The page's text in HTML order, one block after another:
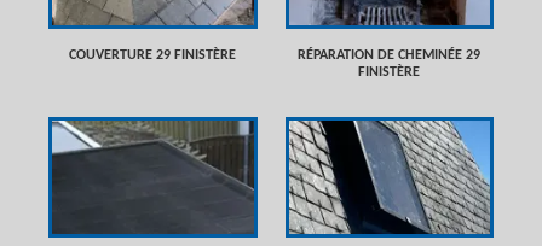
COUVERTURE 29 FINISTÈRE
RÉPARATION DE CHEMINÉE 29
FINISTÈRE